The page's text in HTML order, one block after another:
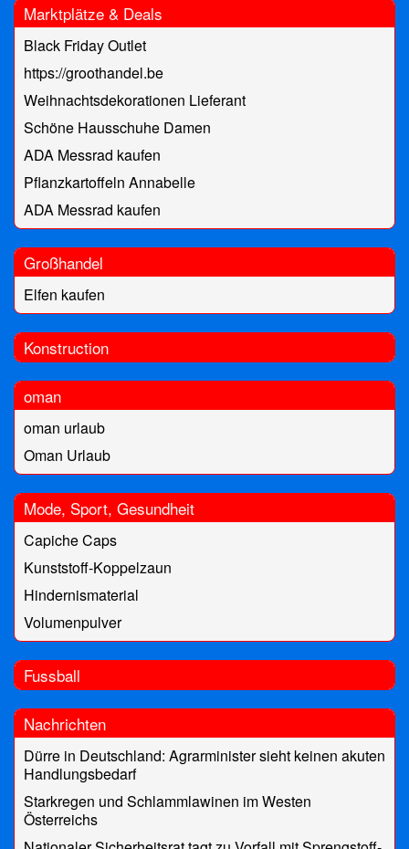
Marktplätze & Deals
Black Friday Outlet
https://groothandel.be
Weihnachtsdekorationen Lieferant
Schöne Hausschuhe Damen
ADA Messrad kaufen
Pflanzkartoffeln Annabelle
ADA Messrad kaufen
Großhandel
Elfen kaufen
Konstruction
oman
oman urlaub
Oman Urlaub
Mode, Sport, Gesundheit
Capiche Caps
Kunststoff-Koppelzaun
Hindernismaterial
Volumenpulver
Fussball
Nachrichten
Dürre in Deutschland: Agrarminister sieht keinen akuten
Handlungsbedarf
Starkregen und Schlammlawinen im Westen
Österreichs